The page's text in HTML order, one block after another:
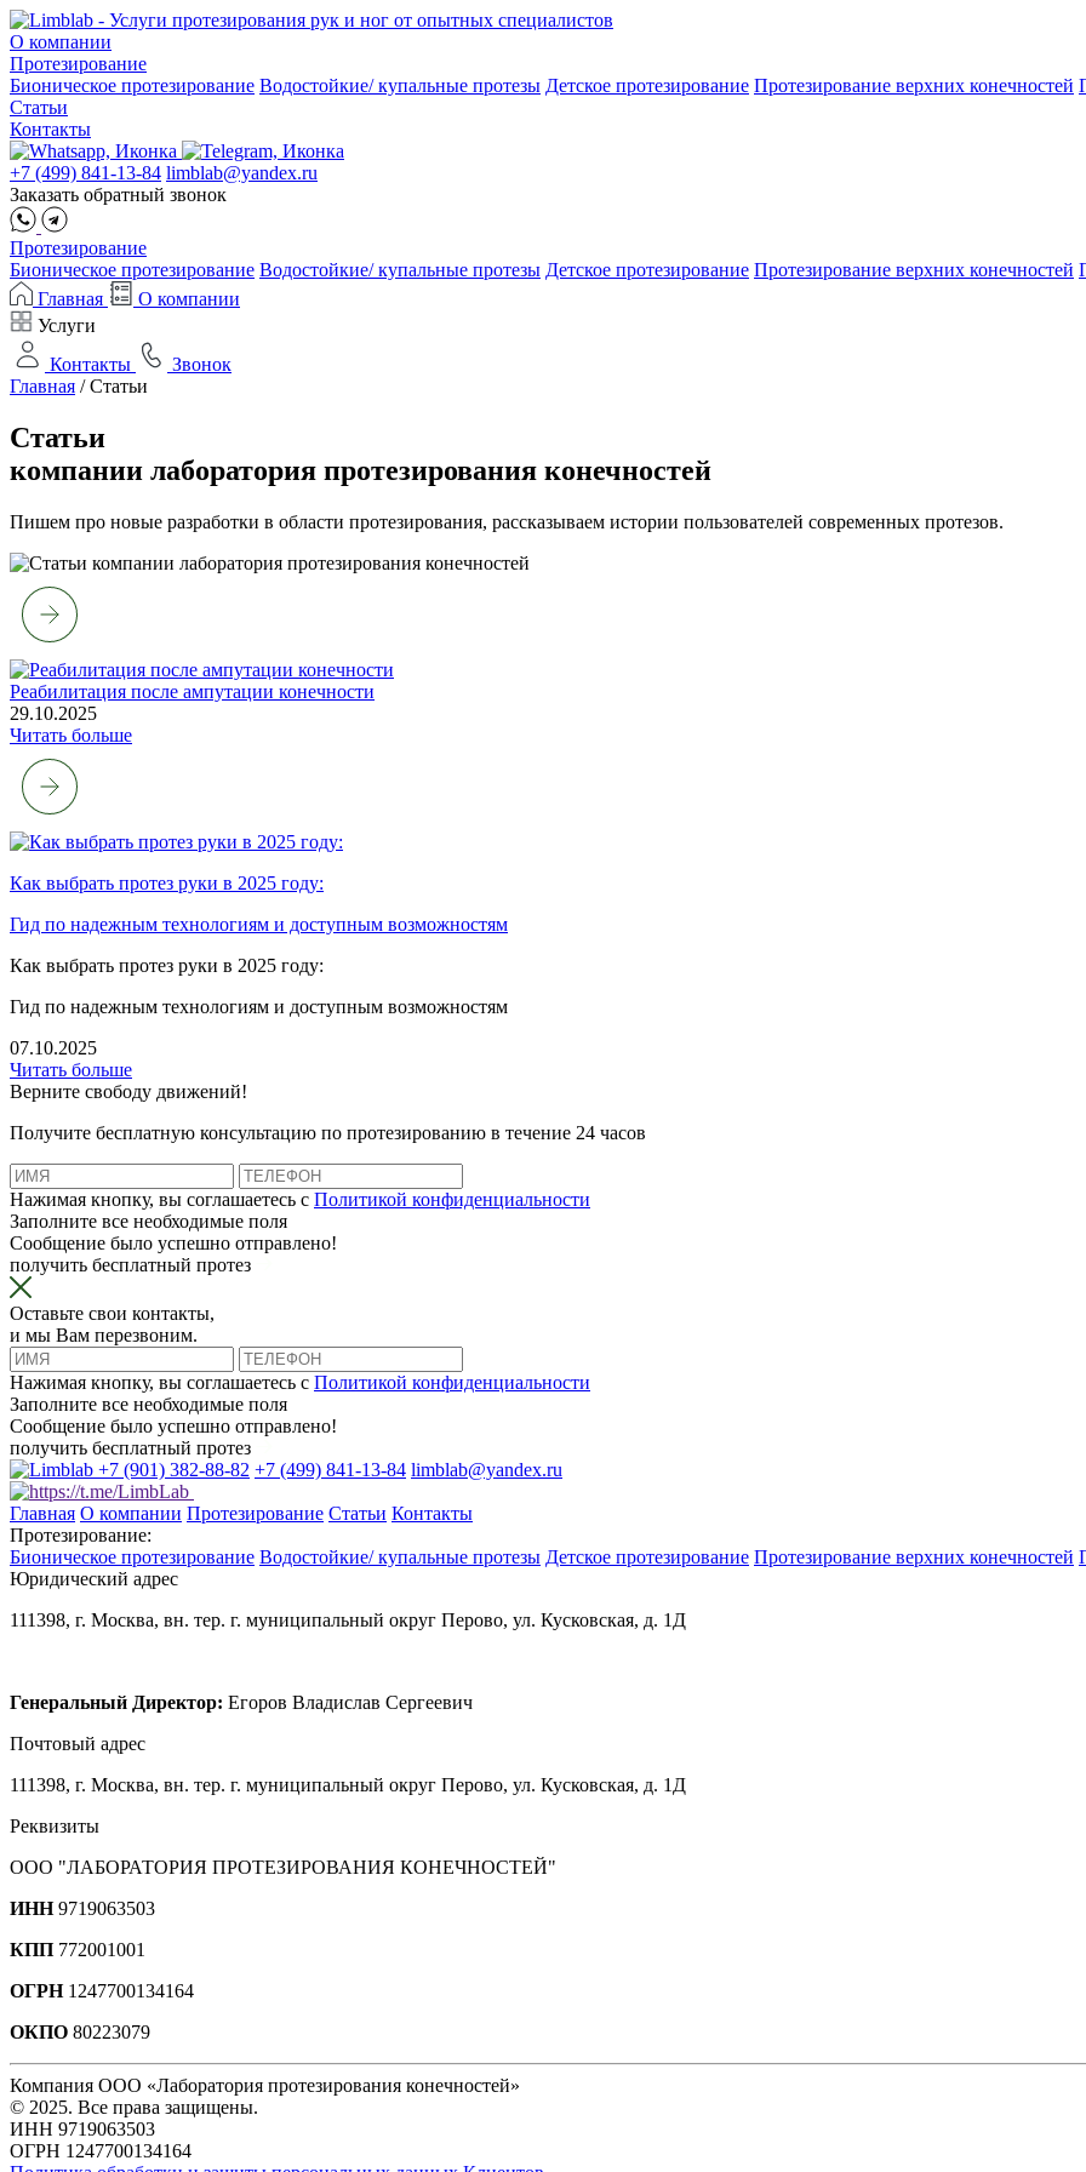
О компании
Протезирование
Бионическое протезирование Водостойкие/ купальные протезы Детское протезирование Протезирование верхних конечностей
Статьи
Контакты
+7 (499) 841-13-84 limblab@yandex.ru
Заказать обратный звонок
Протезирование
Бионическое протезирование Водостойкие/ купальные протезы Детское протезирование Протезирование верхних конечностей
Главная
О компании
Услуги
Контакты
Звонок
Главная /Статьи
Статьи
компании лаборатория протезирования конечностей
Пишем про новые разработки в области протезирования, рассказываем истории пользователей современных протезов.
Реабилитация после ампутации конечности
29.10.2025
Читать больше
Как выбрать протез руки в 2025 году:
Гид по надежным технологиям и доступным возможностям
Как выбрать протез руки в 2025 году:
Гид по надежным технологиям и доступным возможностям
07.10.2025
Читать больше
Верните свободу движений!
Получите бесплатную консультацию по протезированию в течение 24 часов
Нажимая кнопку, вы соглашаетесь с Политикой конфиденциальности
Заполните все необходимые поля
Сообщение было успешно отправлено!
получить бесплатный протез
Оставьте свои контакты,
и мы Вам перезвоним.
Нажимая кнопку, вы соглашаетесь с Политикой конфиденциальности
Заполните все необходимые поля
Сообщение было успешно отправлено!
получить бесплатный протез
+7 (901) 382-88-82 +7 (499) 841-13-84 limblab@yandex.ru
Главная О компании Протезирование Статьи Контакты
Протезирование:
Бионическое протезирование Водостойкие/ купальные протезы Детское протезирование Протезирование верхних конечностей
Юридический адрес
111398, г. Москва, вн. тер. г. муниципальный округ Перово, ул. Кусковская, д. 1Д
Генеральный Директор: Егоров Владислав Сергеевич
Почтовый адрес
111398, г. Москва, вн. тер. г. муниципальный округ Перово, ул. Кусковская, д. 1Д
Реквизиты
ООО "ЛАБОРАТОРИЯ ПРОТЕЗИРОВАНИЯ КОНЕЧНОСТЕЙ"
ИНН9719063503
КПП 772001001
ОГРН1247700134164
ОКПО 80223079
Компания ООО «Лаборатория протезирования конечностей»
© 2025. Все права защищены.
ИНН 9719063503
ОГРН 1247700134164